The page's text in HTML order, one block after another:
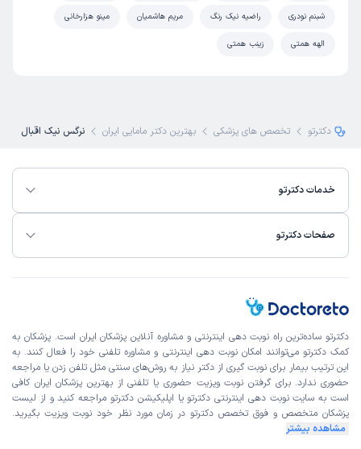
شبنم نودری راضیه نیک رنگ مریم هاشمیان مینو هزارخانی
الهه همتی زینب همتی
دکترتو تخصص های پزشکی بهترین دکتر مامایی ایران نرگس نیک اقبال
خدمات دکترتو
صفحات دکترتو
دکترتو ساده‌ترین راه نوبت‌ دهی اینترنتی و مشاوره آنلاین پزشکان ایران است. پزشکان به
کمک دکترتو می‌توانند امکان نوبت دهی اینترنتی و مشاوره تلفنی خود را فعال کنند. به
این ترتیب بیمار برای نوبت گیری از دکتر نیاز به روش‌های سنتی مثل تلفن زدن یا مراجعه
حضوری ندارد. برای گرفتن نوبت ویزیت حضوری یا تلفنی از بهترین پزشکان ایران کافی
است به سایت نوبت دهی اینترنتی دکترتو یا اپلیکیشن دکترتو مراجعه کنید و از لیست
پزشکان متخصص و فوق تخصص دکترتو در زمان مورد نظر خود نوبت ویزیت بگیرید.
مشاهده بیشتر